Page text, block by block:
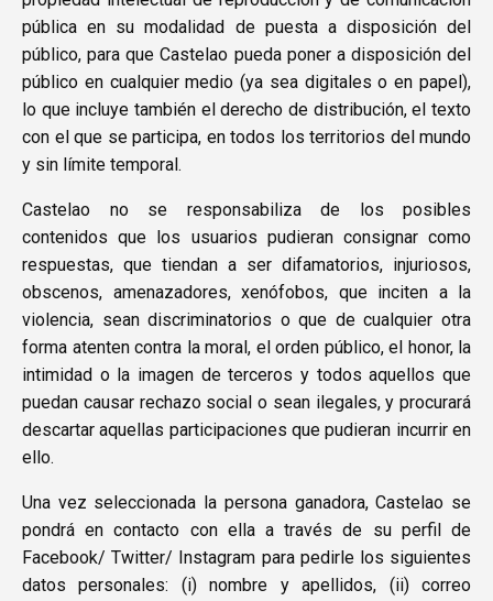
pública en su modalidad de puesta a disposición del
público, para que Castelao pueda poner a disposición del
público en cualquier medio (ya sea digitales o en papel),
lo que incluye también el derecho de distribución, el texto
con el que se participa, en todos los territorios del mundo
y sin límite temporal.
Castelao no se responsabiliza de los posibles
contenidos que los usuarios pudieran consignar como
respuestas, que tiendan a ser difamatorios, injuriosos,
obscenos, amenazadores, xenófobos, que inciten a la
violencia, sean discriminatorios o que de cualquier otra
forma atenten contra la moral, el orden público, el honor, la
intimidad o la imagen de terceros y todos aquellos que
puedan causar rechazo social o sean ilegales, y procurará
descartar aquellas participaciones que pudieran incurrir en
ello.
Una vez seleccionada la persona ganadora, Castelao se
pondrá en contacto con ella a través de su perfil de
Facebook/ Twitter/ Instagram para pedirle los siguientes
datos personales: (i) nombre y apellidos, (ii) correo